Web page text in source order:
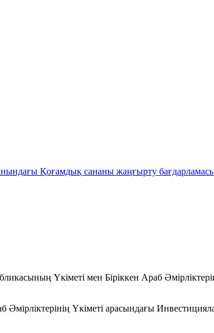
Қоғамдық сананы жаңғырту
Үкіметі мен Біріккен Араб
Үкіметі арасындағы